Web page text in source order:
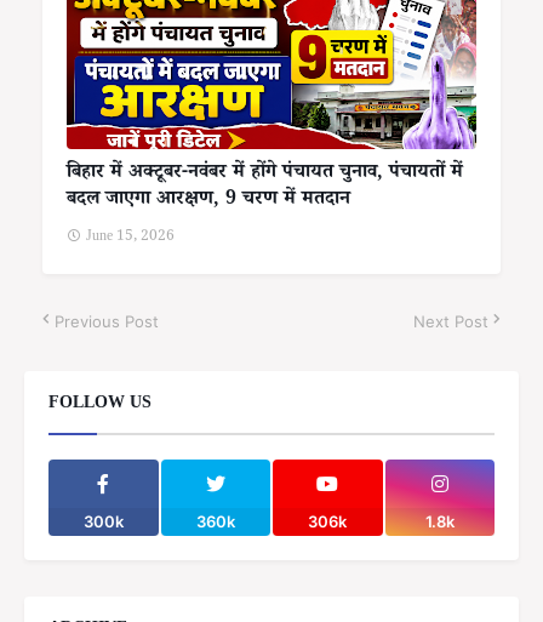
बिहार में अक्टूबर-नवंबर में होंगे पंचायत चुनाव, पंचायतों में
बदल जाएगा आरक्षण, 9 चरण में मतदान
June 15, 2026
Previous Post Next Post
FOLLOW US
300k 360k 306k 1.8k